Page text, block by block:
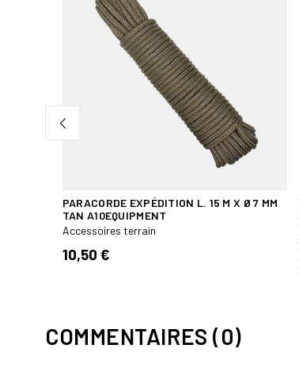
PARACORDE EXPÉDITION L. 15 M X Ø 7 MM
TAN A10EQUIPMENT
Accessoires terrain
10,50 €
COMMENTAIRES (0)